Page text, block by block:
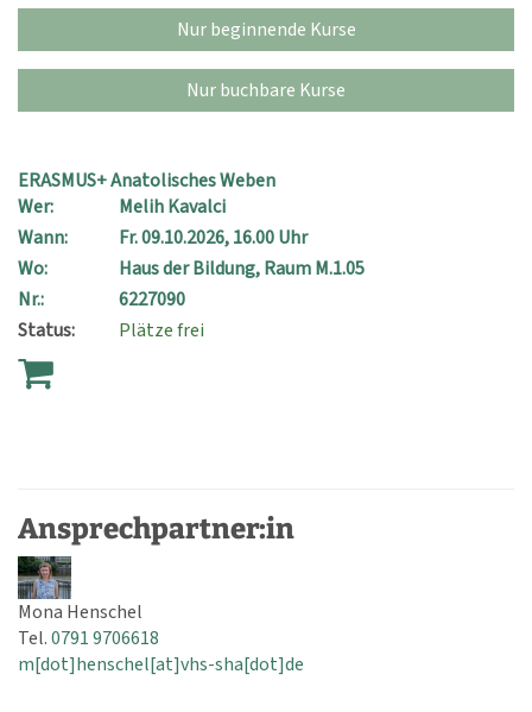
Nur beginnende Kurse
Nur buchbare Kurse
ERASMUS+ Anatolisches Weben
Wer:
Melih Kavalci
Wann:
Fr.09.10.2026, 16.00 Uhr
Wo:
Haus der Bildung, Raum M.1.05
Nr.:
6227090
Status:
Plätze frei
Ansprechpartner:in
Mona Henschel
Tel.0791 9706618
m[dot]henschel[at]vhs-sha[dot]de